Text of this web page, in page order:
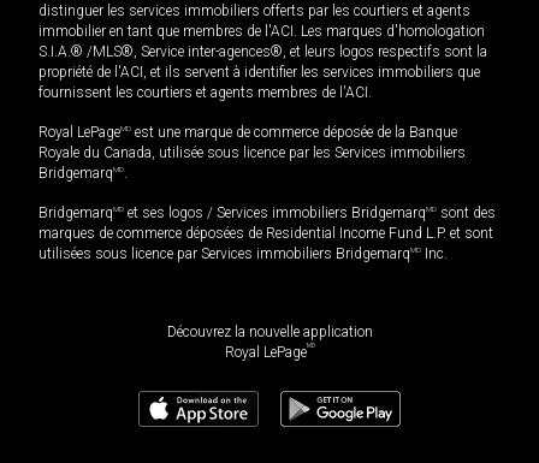
distinguer les services immobiliers offerts par les courtiers et agents
immobilier en tant que membres de l'ACI. Les marques d'homologation
S.I.A.® /MLS®, Service inter-agences®, et leurs logos respectifs sont la
propriété de l'ACI, et ils servent à identifier les services immobiliers que
fournissent les courtiers et agents membres de l'ACI.
Royal LePageMD est une marque de commerce déposée de la Banque
Royale du Canada, utilisée sous licence par les Services immobiliers
BridgemarqMD.
BridgemarqMD et ses logos / Services immobiliers BridgemarqMD sont des
marques de commerce déposées de Residential Income Fund L.P. et sont
utilisées sous licence par Services immobiliers BridgemarqMD Inc.
Découvrez la nouvelle application
Royal LePageMD